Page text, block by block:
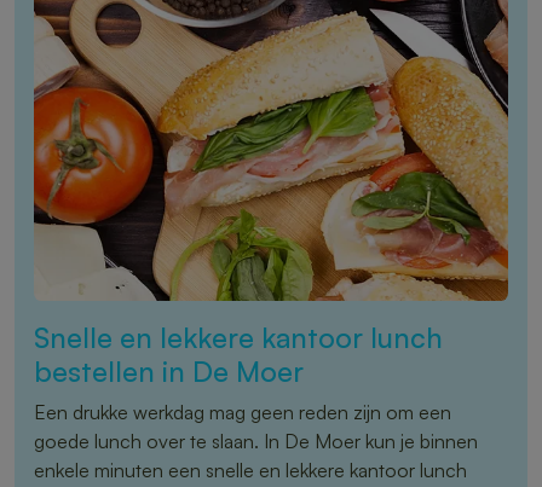
Snelle en lekkere kantoor lunch
bestellen in De Moer
Een drukke werkdag mag geen reden zijn om een
goede lunch over te slaan. In De Moer kun je binnen
enkele minuten een snelle en lekkere kantoor lunch